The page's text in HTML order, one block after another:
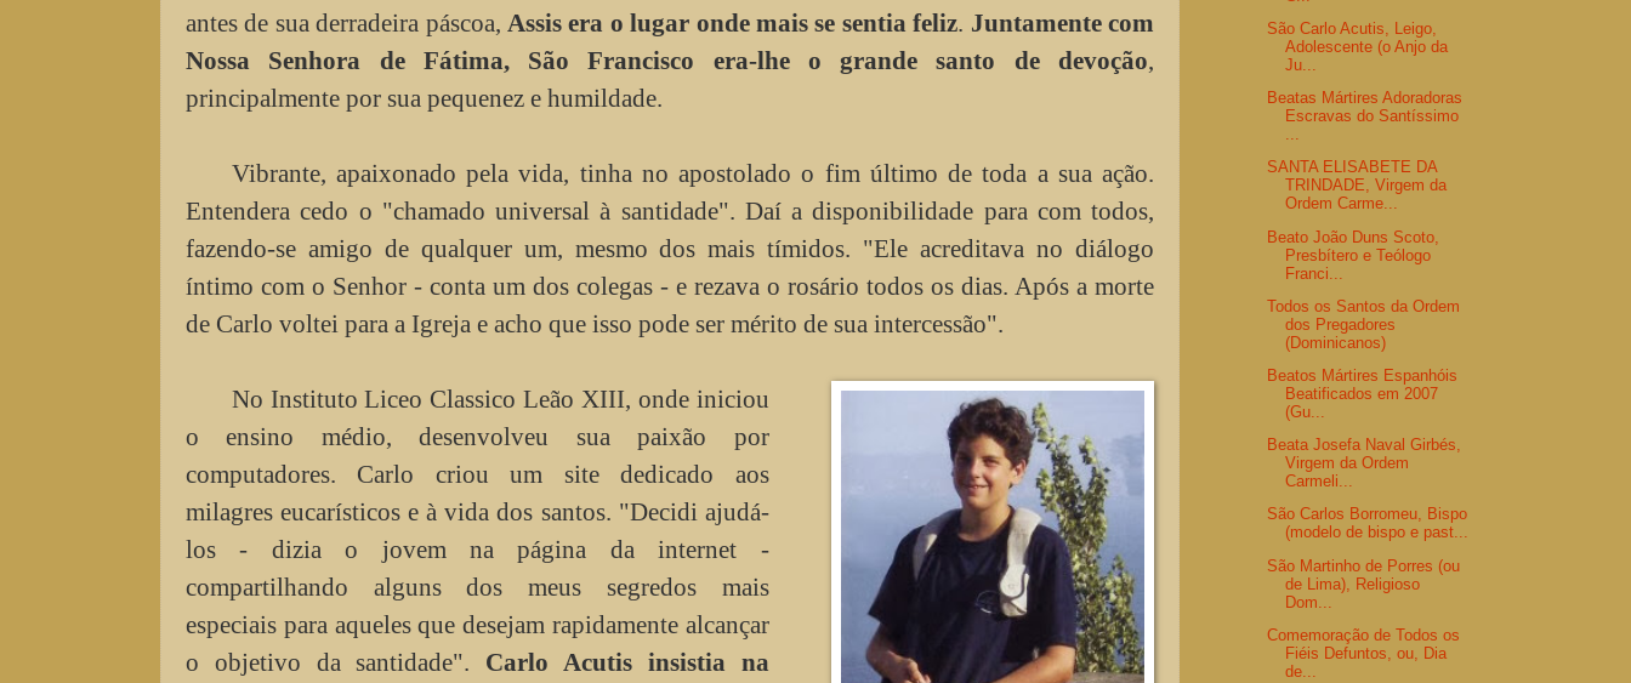
antes de sua derradeira páscoa, Assis era o lugar onde mais se sentia feliz. Juntamente com
Nossa Senhora de Fátima, São Francisco era-lhe o grande santo de devoção,
principalmente por sua pequenez e humildade.
Vibrante, apaixonado pela vida, tinha no apostolado o fim último de toda a sua ação.
Entendera cedo o "chamado universal à santidade". Daí a disponibilidade para com todos,
fazendo-se amigo de qualquer um, mesmo dos mais tímidos. "Ele acreditava no diálogo
íntimo com o Senhor - conta um dos colegas - e rezava o rosário todos os dias. Após a morte
de Carlo voltei para a Igreja e acho que isso pode ser mérito de sua intercessão".
No Instituto Liceo Classico Leão XIII, onde iniciou
o ensino médio, desenvolveu sua paixão por
computadores. Carlo criou um site dedicado aos
milagres eucarísticos e à vida dos santos. "Decidi ajudá-
los - dizia o jovem na página da internet -
compartilhando alguns dos meus segredos mais
especiais para aqueles que desejam rapidamente alcançar
o objetivo da santidade". Carlo Acutis insistia na
São Carlo Acutis, Leigo,
Adolescente (o Anjo da
Ju...
Beatas Mártires Adoradoras
Escravas do Santíssimo
...
SANTA ELISABETE DA
TRINDADE, Virgem da
Ordem Carme...
Beato João Duns Scoto,
Presbítero e Teólogo
Franci...
Todos os Santos da Ordem
dos Pregadores
(Dominicanos)
Beatos Mártires Espanhóis
Beatificados em 2007
(Gu...
Beata Josefa Naval Girbés,
Virgem da Ordem
Carmeli...
São Carlos Borromeu, Bispo
(modelo de bispo e past...
São Martinho de Porres (ou
de Lima), Religioso
Dom...
Comemoração de Todos os
Fiéis Defuntos, ou, Dia
de...